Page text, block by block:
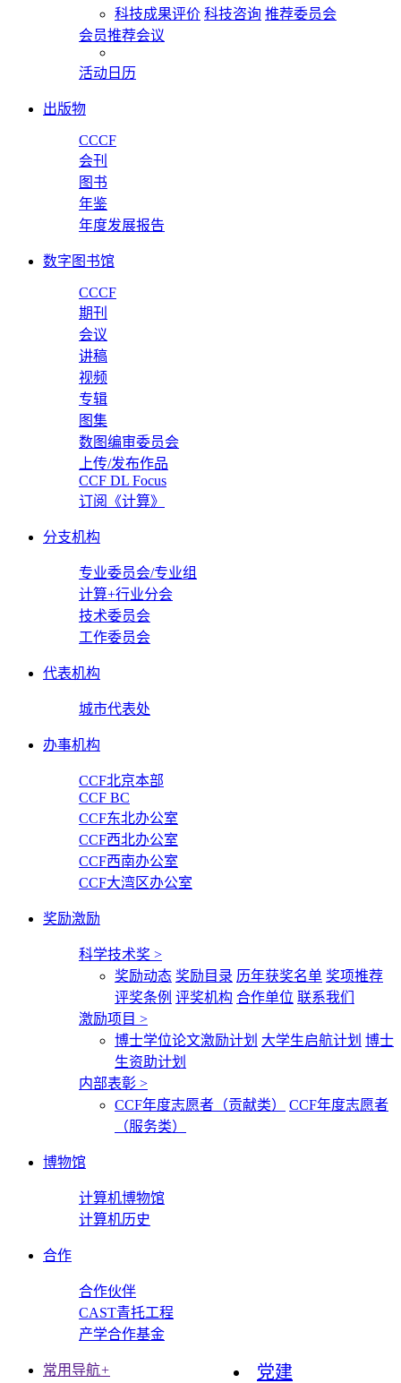
科技成果评价 科技咨询 推荐委员会
会员推荐会议
活动日历
出版物
CCCF
会刊
图书
年鉴
年度发展报告
数字图书馆
CCCF
期刊
会议
讲稿
视频
专辑
图集
数图编审委员会
上传/发布作品
CCF DL Focus
订阅《计算》
分支机构
专业委员会/专业组
计算+行业分会
技术委员会
工作委员会
代表机构
城市代表处
办事机构
CCF北京本部
CCF BC
CCF东北办公室
CCF西北办公室
CCF西南办公室
CCF大湾区办公室
奖励激励
科学技术奖 >
奖励动态 奖励目录 历年获奖名单 奖项推荐
评奖条例 评奖机构 合作单位 联系我们
激励项目 >
博士学位论文激励计划 大学生启航计划 博士
生资助计划
内部表彰 >
CCF年度志愿者（贡献类）
CCF年度志愿者
（服务类）
博物馆
计算机博物馆
计算机历史
合作
合作伙伴
CAST青托工程
产学合作基金
党建
常用导航+